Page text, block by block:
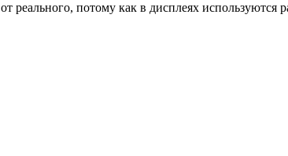
реального, потому как в дисплеях